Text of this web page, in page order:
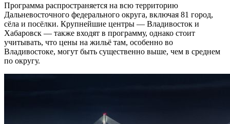
Программа распространяется на всю территорию
Дальневосточного федерального округа, включая 81 город,
сёла и посёлки. Крупнейшие центры — Владивосток и
Хабаровск — также входят в программу, однако стоит
учитывать, что цены на жильё там, особенно во
Владивостоке, могут быть существенно выше, чем в среднем
по округу.